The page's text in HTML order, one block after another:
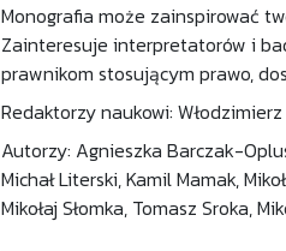
Monografia może zainspirować
Zainteresuje interpretatorów i
prawnikom stosującym prawo,
Redaktorzy naukowi:
Autorzy: Agnieszka Barczak-
Michał Literski, Kamil Mamak,
Mikołaj Słomka, Tomasz Sroka,